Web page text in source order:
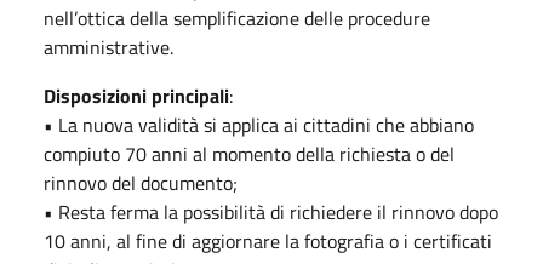
nell’ottica della semplificazione delle procedure
amministrative.
Disposizioni principali:
• La nuova validità si applica ai cittadini che abbiano
compiuto 70 anni al momento della richiesta o del
rinnovo del documento;
• Resta ferma la possibilità di richiedere il rinnovo dopo
10 anni, al fine di aggiornare la fotografia o i certificati